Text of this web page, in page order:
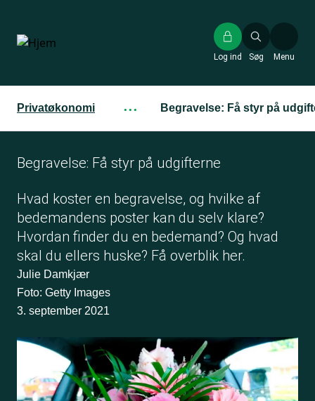
hovedindhold
Søg
Log ind Menu
Privatøkonomi ··· Begravelse: Få styr på
Begravelse: Få styr på udgifterne
Hvad koster en begravelse, og hvilke af
bedemandens poster kan du selv klare?
Hvordan finder du en bedemand? Og hvad
skal du ellers huske? Få overblik her.
Julie Damkjær
Foto: Getty Images
3. september 2021